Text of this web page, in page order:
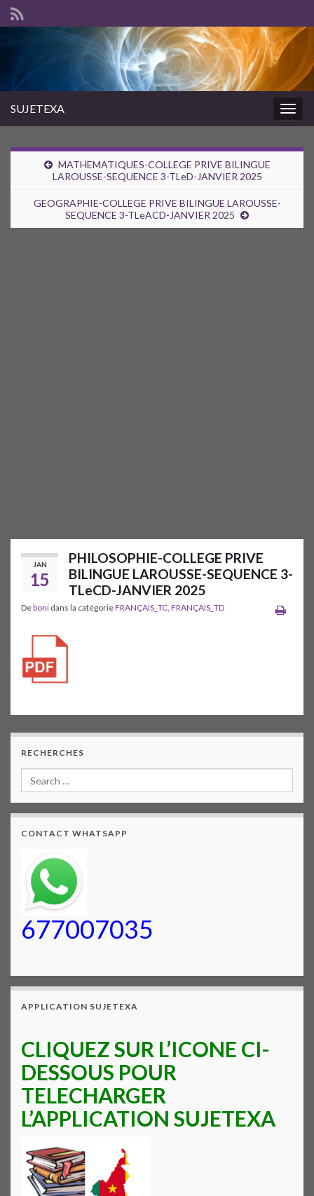
SUJETEXA
MATHEMATIQUES-COLLEGE PRIVE BILINGUE
LAROUSSE-SEQUENCE 3-TLeD-JANVIER 2025
GEOGRAPHIE-COLLEGE PRIVE BILINGUE LAROUSSE-
SEQUENCE 3-TLeACD-JANVIER 2025
JAN
15
PHILOSOPHIE-COLLEGE PRIVE
BILINGUE LAROUSSE-SEQUENCE 3-
TLeCD-JANVIER 2025
Deboni dans la catégorieFRANÇAIS_TC, FRANÇAIS_TD
RECHERCHES
CONTACT WHATSAPP
677007035
APPLICATION SUJETEXA
CLIQUEZ SUR L’ICONE CI-
DESSOUS POUR
TELECHARGER
L’APPLICATION SUJETEXA